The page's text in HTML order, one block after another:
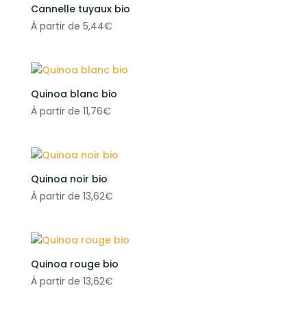
Cannelle tuyaux bio
À partir de 5,44€
Quinoa blanc bio
À partir de 11,76€
Quinoa noir bio
À partir de 13,62€
Quinoa rouge bio
À partir de 13,62€